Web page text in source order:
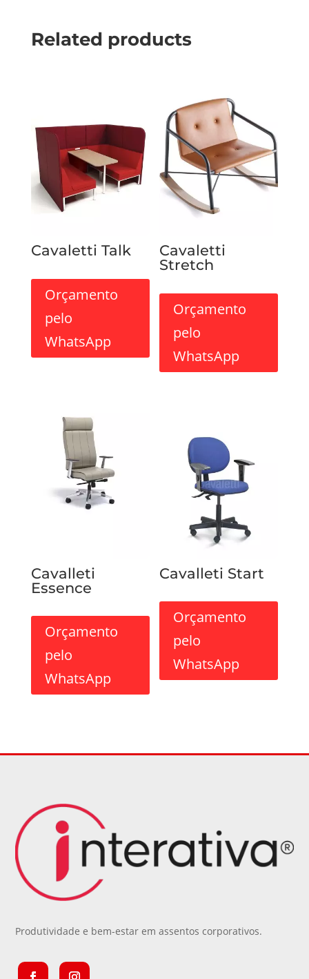
Related products
Cavaletti Talk
Orçamento
pelo
WhatsApp
Cavaletti
Stretch
Orçamento
pelo
WhatsApp
Cavalleti
Essence
Orçamento
pelo
WhatsApp
Cavalleti Start
Orçamento
pelo
WhatsApp
Produtividade e bem-estar em assentos corporativos.